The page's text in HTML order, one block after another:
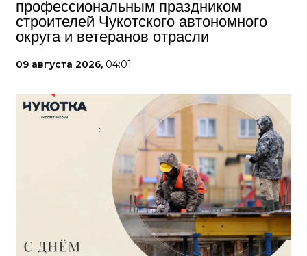
профессиональным праздником
строителей Чукотского автономного
округа и ветеранов отрасли
09 августа 2026, 04:01